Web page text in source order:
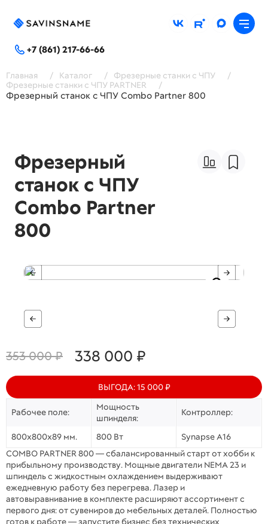
+7 (861) 217-66-66
Главная / Каталог / Фрезерные станки с ЧПУ
/
Фрезерные станки с ЧПУ PARTNER
/
Фрезерный станок с ЧПУ Combo Partner 800
Фрезерный
станок с ЧПУ
Combo Partner
800
353 000 ₽ 338 000 ₽
ВЫГОДА: 15 000 ₽
Рабочее поле:
800х800х89 мм.
Мощность
шпинделя:
800 Вт
Контроллер:
Synapse A16
COMBO PARTNER 800 — сбалансированный старт от хобби к
прибыльному производству. Мощные двигатели NEMA 23 и
шпиндель с жидкостным охлаждением выдерживают
ежедневную работу без перегрева. Лазер и
автовыравнивание в комплекте расширяют ассортимент с
первого дня: от сувениров до мебельных деталей. Полностью
готов к работе — запустите бизнес без технических